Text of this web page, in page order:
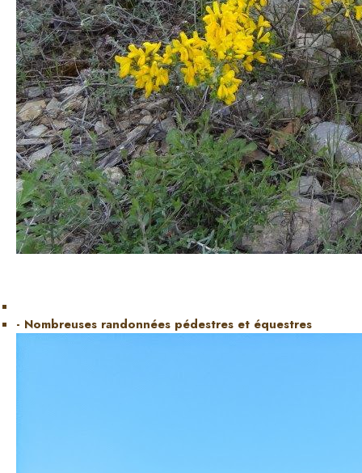
- Nombreuses randonnées pédestres et équestres